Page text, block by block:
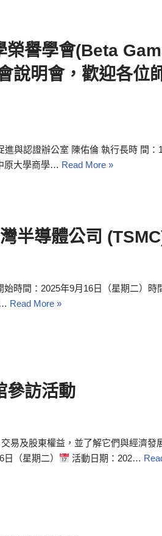
榮譽學會(Beta
說明會，歡迎各位
與認證辦公室 陳佑倫 執行長時 間：
原大學商學… Read More »
半導體公司
始時間：2025年9月16日（星期二）時
Read More »
參訪活動
易及股東權益，並了解它們與經濟發
（星期二）
活動日期：202…